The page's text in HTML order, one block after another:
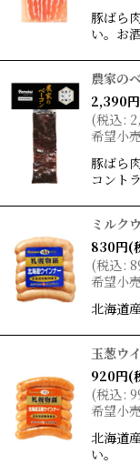
豚ばら
い。お
農家の
2,390円
(税込:
希望小
豚ばら
コント
ミルク
830円(
(税込:
希望小
北海道
玉葱ウ
920円(
(税込:
希望小
北海道
い。